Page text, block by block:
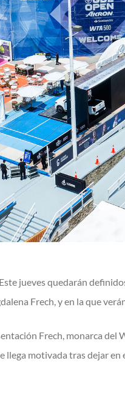
jueves quedarán
Frech, y en la que
Frech, monarca
motivada tras dejar